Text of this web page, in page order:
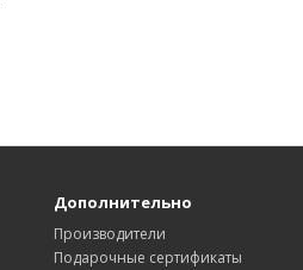
Дополнительно
Производители
Подарочные сертификаты